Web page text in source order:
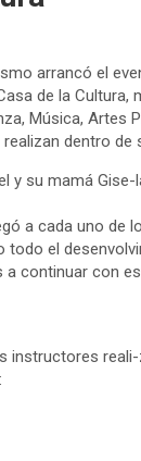
arrancó el
de la Cultura,
Música, Artes
dentro de
su mamá Gise-
a cada uno de
el
continuar con
instructores